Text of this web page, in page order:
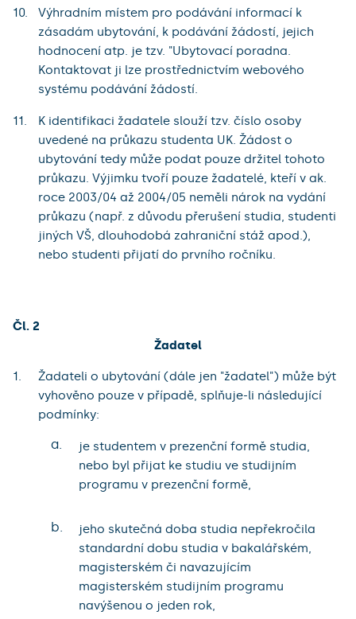
Výhradním místem pro podávání informací k
zásadám ubytování, k podávání žádostí, jejich
hodnocení atp. je tzv. "Ubytovací poradna.
Kontaktovat ji lze prostřednictvím webového
systému podávání žádostí.
K identifikaci žadatele slouží tzv. číslo osoby
uvedené na průkazu studenta UK. Žádost o
ubytování tedy může podat pouze držitel tohoto
průkazu. Výjimku tvoří pouze žadatelé, kteří v ak.
roce 2003/04 až 2004/05 neměli nárok na vydání
průkazu (např. z důvodu přerušení studia, studenti
jiných VŠ, dlouhodobá zahraniční stáž apod.),
nebo studenti přijatí do prvního ročníku.
Čl. 2
Žadatel
Žadateli o ubytování (dále jen "žadatel") může být
vyhověno pouze v případě, splňuje-li následující
podmínky:
a.
je studentem v prezenční formě studia,
nebo byl přijat ke studiu ve studijním
programu v prezenční formě,
b.
jeho skutečná doba studia nepřekročila
standardní dobu studia v bakalářském,
magisterském či navazujícím
magisterském studijním programu
navýšenou o jeden rok,